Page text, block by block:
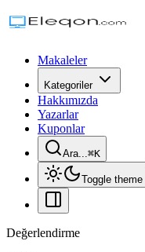
Makaleler
Kategoriler
Hakkımızda
Yazarlar
Kuponlar
Ara...⌘K
Toggle theme
Değerlendirme